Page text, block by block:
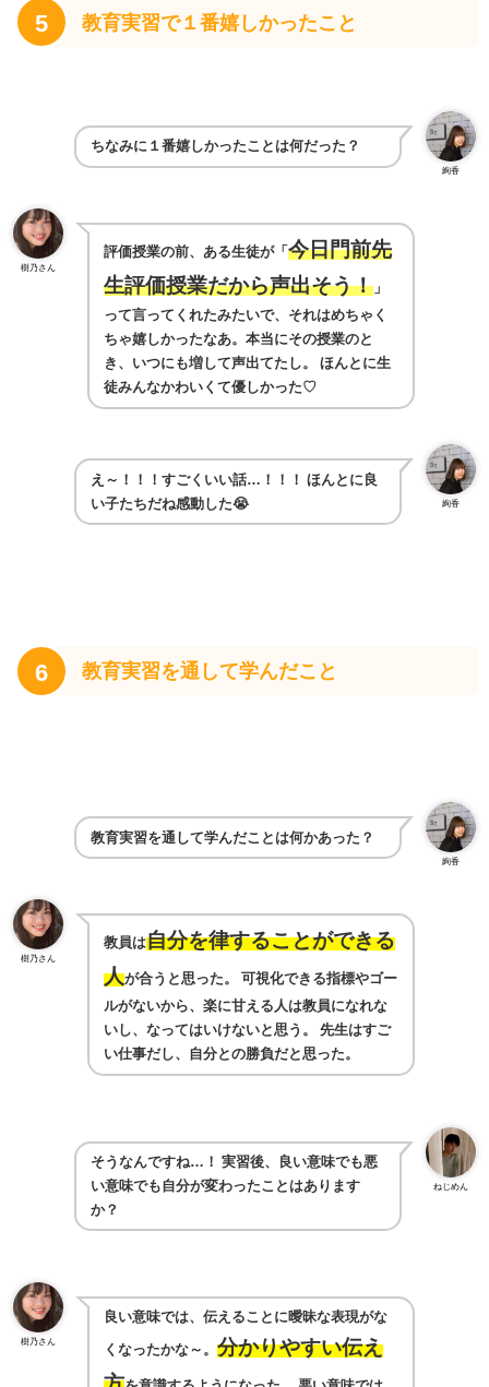
5 教育実習で１番嬉しかったこと
絢香
ちなみに１番嬉しかったことは何だった？
樹乃さん
評価授業の前、ある生徒が「 今日門前先
生評価授業だから声出そう！」
って言ってくれたみたいで、それはめちゃく
ちゃ嬉しかったなあ。本当にその授業のと
き、いつにも増して声出てたし。
ほんとに生
徒みんなかわいくて優しかった♡
絢香
え～！！！すごくいい話…！！！
ほんとに良
い子たちだね感動した😭
6 教育実習を通して学んだこと
絢香
教育実習を通して学んだことは何かあった？
樹乃さん
教員は自分を律することができる
人が合うと思った。
可視化できる指標やゴー
ルがないから、楽に甘える人は教員になれな
いし、なってはいけないと思う。
先生はすご
い仕事だし、自分との勝負だと思った。
ねじめん
そうなんですね…！
実習後、良い意味でも悪
い意味でも自分が変わったことはあります
か？
樹乃さん
良い意味では、伝えることに曖昧な表現がな
くなったかな～。 分かりやすい伝え